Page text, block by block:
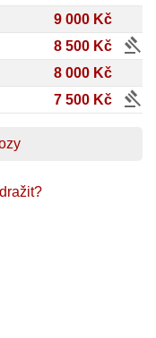
9 000 Kč
8 500 Kč gavel
8 000 Kč
7 500 Kč
gavel